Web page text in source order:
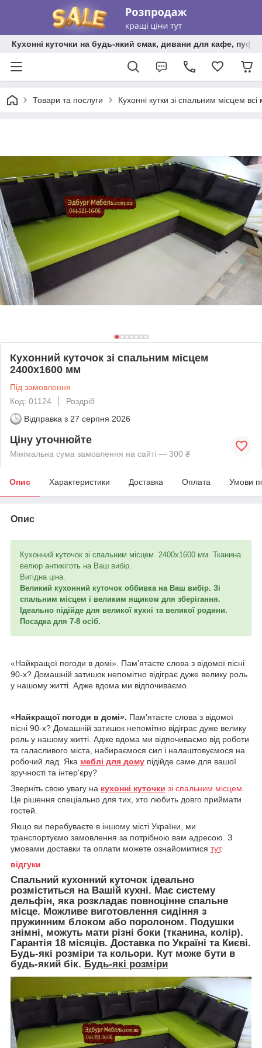
Кухонні куточки на будь-який смак, дивани для кафе,
Товари та послуги Кухонні кутки зі спальним місцем всі
Кухонний куточок зі спальним місцем
2400х1600 мм
Під замовлення
Код: 01124
Роздріб
Відправка з 27 серпня 2026
Ціну уточнюйте
Мінімальна сума замовлення на сайті — 300 ₴
Опис Характеристики Доставка Оплата Умови
Опис
Кухонний куточок зі спальним місцем 2400х1600 мм. Тканина
велюр антикіготь на Ваш вибір.
Вигідна ціна.
Великий кухонний куточок оббивка на Ваш вибір. Зі
спальним місцем і великим ящиком для зберігання.
Ідеально підійде для великої кухні та великої родини.
Посадка для 7-8 осіб.
«Найкращої погоди в домі». Пам'ятаєте слова з відомої пісні
90-х? Домашній затишок непомітно відіграє дуже велику роль
у нашому житті. Адже вдома ми відпочиваємо.
«Найкращої погоди в домі». Пам'ятаєте слова з відомої
пісні 90-х? Домашній затишок непомітно відіграє дуже велику
роль у нашому житті. Адже вдома ми відпочиваємо від роботи
та галасливого міста, набираємося сил і налаштовуємося на
робочий лад. Яка меблі для дому підійде саме для вашої
зручності та інтер'єру?
Зверніть свою увагу на кухонні куточки зі спальним місцем
Це рішення спеціально для тих, хто любить довго приймати
гостей.
Якщо ви перебуваєте в іншому місті України, ми
транспортуємо замовлення за потрібною вам адресою. З
умовами доставки та оплати можете ознайомитися тут.
відгуки
Спальний кухонний куточок ідеально
розміститься на Вашій кухні. Має систему
дельфін, яка розкладає повноцінне спальне
місце. Можливе виготовлення сидіння з
пружинним блоком або поролоном. Подушки
знімні, можуть мати різні боки (тканина, колір).
Гарантія 18 місяців. Доставка по Україні та Києві.
Будь-які розміри та кольори. Кут може бути в
будь-який бік. Будь-які розміри